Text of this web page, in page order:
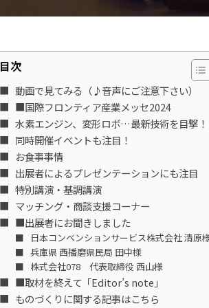
目次
動画で見てみる（♪音声にご注意下さい）
■国際フロンティア産業メッセ2024
水素エンジン、変形ロボ…最新技術を目撃！
同時開催イベントも注目！
お食事事情
出展者によるプレゼンテーションにも注目
特別講演・基調講演
マッチング・商談支援コーナー
■出展者にお聞きしました
日本コンベンションサービス株式会社 清原
兵庫県 西播磨県民局 田中様
株式会社078 代表取締役 西山様
■取材を終えて「Editor’s note」
ものづくりに関する記事はこちら